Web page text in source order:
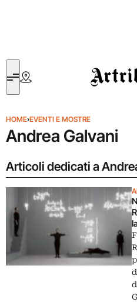
Artribune
HOME›EVENTI E MOSTRE
Andrea Galvani
Articoli dedicati a